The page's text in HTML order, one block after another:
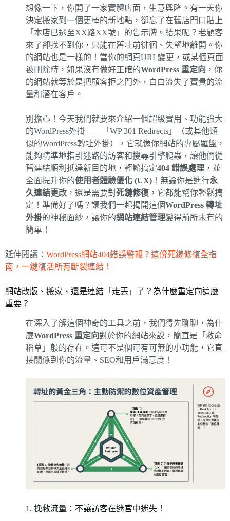
想像一下，你開了一家實體店面，生意興隆。有一天你
決定搬家到一個更棒的新地點，卻忘了在舊店門口貼上
「本店已遷至XX路XX號」的告示牌。結果呢？老顧客
來了卻找不到你，只能在舊址前徘徊、失望地離開。你
的網站也是一樣的！當你的網頁URL變更，或某個頁面
被刪除時，如果沒有做好正確的WordPress 重定向 ，你
的網站就等於是把顧客拒之門外，白白流失了寶貴的流
量和潛在客戶。
別擔心！今天我們就要來介紹一個超級實用、功能強大
的WordPress外掛——「WP 301 Redirects」（或其他類
似的WordPress轉址外掛），它就像你網站的專屬羅盤，
能夠精準地指引迷路的訪客和搜尋引擎爬蟲，讓他們從
舊連結順利抵達新目的地，輕鬆搞定404 錯誤處理 ，並
全面提升你的使用者體驗優化 (UX) ！無論你是進行永
久連結更改 ，還是需要對死鏈修復 ，它都能幫你輕鬆搞
定！準備好了嗎？讓我們一起揭開這個WordPress 轉址
外掛的神秘面紗，讓你的網站連結管理變得前所未有的
簡單！
延伸閱讀： WordPress網站404錯誤警報？這份死鏈修復全指
南，一鍵復活所有斷裂連結！
網站改版、搬家、還是連結「走丟」了？為什麼重定向這麼
重要？
在深入了解這個神奇的工具之前，我們得先聊聊，為什
麼WordPress 重定向對於你的網站來說，簡直是「救命
稻草」般的存在。這可不是個可有可無的小功能，它直
接關係到你的流量、SEO和用戶滿意度！
1. 挽救流量：不讓訪客在迷宮中迷失！